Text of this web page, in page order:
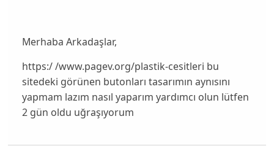
Merhaba Arkadaşlar,
https:/ /www.pagev.org/plastik-cesitleri bu
sitedeki görünen butonları tasarımın aynısını
yapmam lazım nasıl yaparım yardımcı olun lütfen
2 gün oldu uğraşıyorum